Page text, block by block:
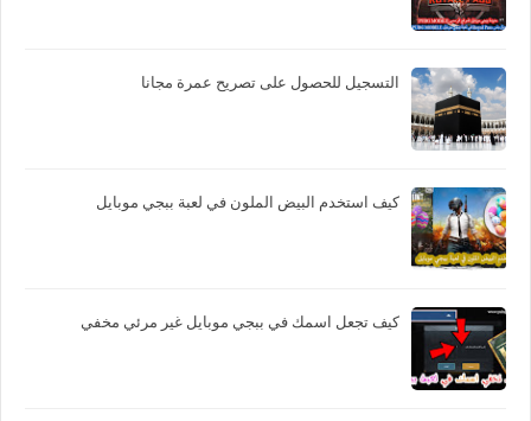
التسجيل للحصول على تصريح عمرة مجانا
كيف استخدم البيض الملون في لعبة ببجي موبايل
كيف تجعل اسمك في ببجي موبايل غير مرئي مخفي